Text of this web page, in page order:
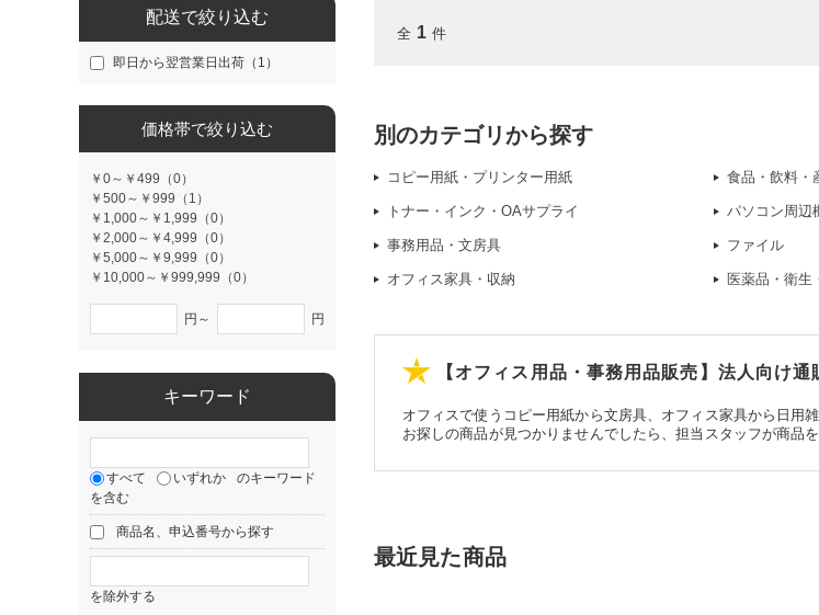
配送で絞り込む
即日から翌営業日出荷（1）
価格帯で絞り込む
￥0～￥499（0）
￥500～￥999（1）
￥1,000～￥1,999（0）
￥2,000～￥4,999（0）
￥5,000～￥9,999（0）
￥10,000～￥999,999（0）
円～ 円
キーワード
すべて いずれか
のキーワード
を含む
商品名、申込番号から探す
を除外する
全 1 件
別のカテゴリから探す
コピー用紙・プリンター用紙 食品・飲料・
トナー・インク・OAサプライ パソコン周辺
事務用品・文房具 ファイル
オフィス家具・収納 医薬品・衛生
【オフィス用品・事務用品販売】法人向け通
オフィスで使うコピー用紙から文房具、オフィス家具から日用
お探しの商品が見つかりませんでしたら、担当スタッフが商品
最近見た商品